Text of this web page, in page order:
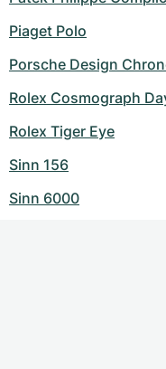
Piaget Polo
Porsche Design
Rolex Cosmograph
Rolex Tiger Eye
Sinn 156
Sinn 6000